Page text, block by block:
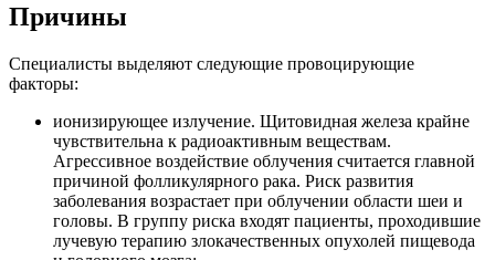
Причины
Специалисты выделяют следующие провоцирующие
факторы:
ионизирующее излучение. Щитовидная железа крайне
чувствительна к радиоактивным веществам.
Агрессивное воздействие облучения считается главной
причиной фолликулярного рака. Риск развития
заболевания возрастает при облучении области шеи и
головы. В группу риска входят пациенты, проходившие
лучевую терапию злокачественных опухолей пищевода